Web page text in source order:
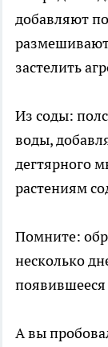
добавляют
застелить
Из соды:
воды,
дегтярного
растениям
Помните:
несколько
А вы